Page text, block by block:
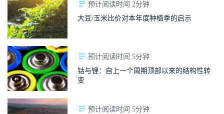
预计阅读时间 2分钟
大豆/玉米比价对本年度种植季的启示
预计阅读时间 5分钟
钴与锂：自上一个周期顶部以来的结构性转
变
预计阅读时间 5分钟